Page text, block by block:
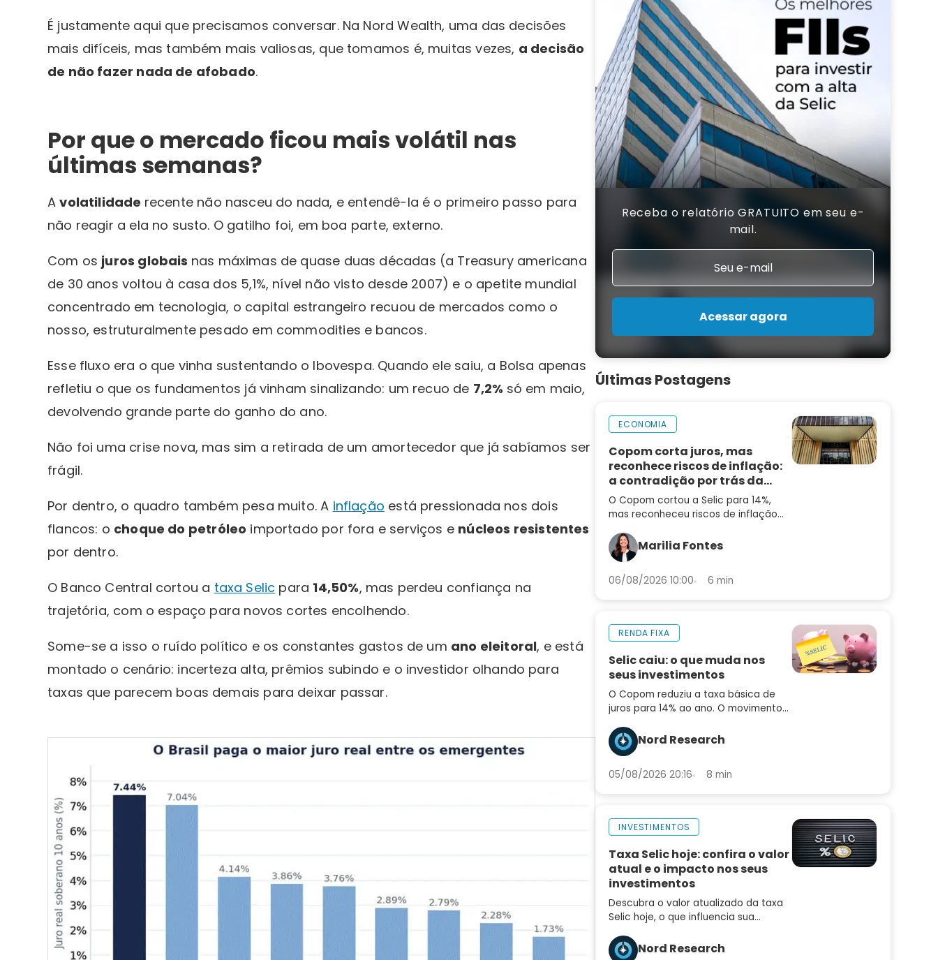
É justamente aqui que precisamos conversar. Na Nord Wealth, uma das decisões
mais difíceis, mas também mais valiosas, que tomamos é, muitas vezes, a decisão
de não fazer nada de afobado.
Por que o mercado ficou mais volátil nas
últimas semanas?
Avolatilidade recente não nasceu do nada, e entendê-la é o primeiro passo para
não reagir a ela no susto. O gatilho foi, em boa parte, externo.
Com os juros globais nas máximas de quase duas décadas (a Treasury americana
de 30 anos voltou à casa dos 5,1%, nível não visto desde 2007) e o apetite mundial
concentrado em tecnologia, o capital estrangeiro recuou de mercados como o
nosso, estruturalmente pesado em commodities e bancos.
Esse fluxo era o que vinha sustentando o Ibovespa. Quando ele saiu, a Bolsa apenas
refletiu o que os fundamentos já vinham sinalizando: um recuo de 7,2% só em maio,
devolvendo grande parte do ganho do ano.
Não foi uma crise nova, mas sim a retirada de um amortecedor que já sabíamos ser
frágil.
Por dentro, o quadro também pesa muito. A inflação está pressionada nos dois
flancos: o choque do petróleo importado por fora e serviços e núcleos resistentes
por dentro.
O Banco Central cortou a taxa Selic para 14,50%, mas perdeu confiança na
trajetória, com o espaço para novos cortes encolhendo.
Some-se a isso o ruído político e os constantes gastos de um ano eleitoral, e está
montado o cenário: incerteza alta, prêmios subindo e o investidor olhando para
taxas que parecem boas demais para deixar passar.
Receba o relatório GRATUITO em seu e-
mail.
Acessar agora
Últimas Postagens
ECONOMIA
Copom corta juros, mas
reconhece riscos de inflação:
a contradição por trás da
decisão
O Copom cortou a Selic para 14%,
mas reconheceu riscos de inflação
por que ainda não é hora de
aumentar risco
Marilia Fontes
06/08/2026 10:00 6 min
RENDA FIXA
Selic caiu: o que muda nos
seus investimentos
O Copom reduziu a taxa básica de
juros para 14% ao ano. O movimento
trouxe sinais importantes sobre os
próximos passos
Nord Research
05/08/2026 20:16 8 min
INVESTIMENTOS
Taxa Selic hoje: confira o valor
atual e o impacto nos seus
investimentos
Descubra o valor atualizado da taxa
Selic hoje, o que influencia sua
investimentos, empréstimos e a
Nord Research